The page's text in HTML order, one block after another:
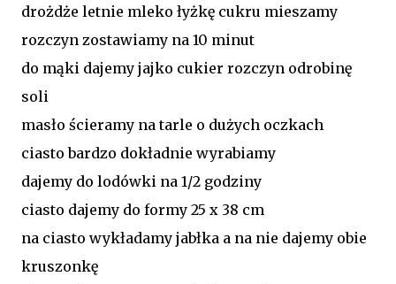
drożdże letnie mleko łyżkę cukru mieszamy
rozczyn zostawiamy na 10 minut
do mąki dajemy jajko cukier rozczyn odrobinę
soli
masło ścieramy na tarle o dużych oczkach
ciasto bardzo dokładnie wyrabiamy
dajemy do lodówki na 1/2 godziny
ciasto dajemy do formy 25 x 38 cm
na ciasto wykładamy jabłka a na nie dajemy obie
kruszonkę